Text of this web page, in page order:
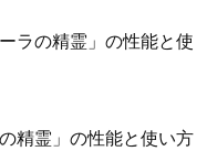
ラの精霊」の性能と使
精霊」の性能と使い方